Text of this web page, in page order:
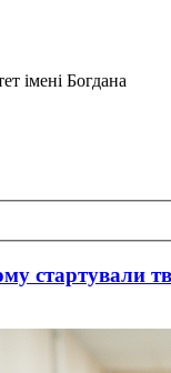
імені Богдана
стартували